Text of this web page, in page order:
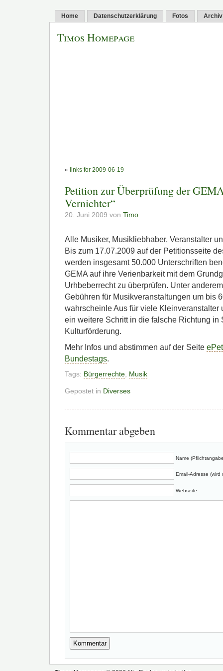
Home Datenschutzerklärung Fotos Archiv
Timos Homepage
« links for 2009-06-19
Petition zur Überprüfung der
Vernichter“
20. Juni 2009 von Timo
Alle Musiker, Musikliebhaber, Veranstalter
Bis zum 17.07.2009 auf der Petitionsseite
werden insgesamt 50.000 Unterschriften
GEMA auf ihre Verienbarkeit mit dem
Urhbeberrecht zu überprüfen. Unter
Gebühren für Musikveranstaltungen um bis
wahrscheinle Aus für viele Kleinveranstalter
ein weitere Schritt in die falsche Richtung in
Kulturförderung.
Mehr Infos und abstimmen auf der Seite
Bundestags.
Tags: Bürgerrechte Musik
Gepostet in Diverses
Kommentar abgeben
Name
Email-Adresse
Webseite